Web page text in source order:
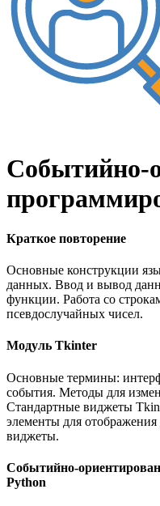
Событийно-
Краткое повторение
Основные конструкции
данных. Ввод и вывод
функции. Работа со
псевдослучайных чисел.
Модуль Tkinter
Основные термины:
события. Методы для
Стандартные виджеты
элементы для
виджеты.
Событийно-
Python